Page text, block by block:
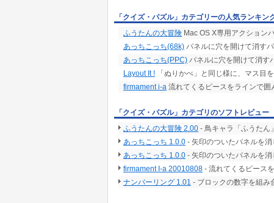
「クイズ・パズル」カテゴリーの人気ランキン
ふうたんの大冒険 Mac OS X専用アクション
あっちこっち(68k) パネルに穴を開けて消す
あっちこっち(PPC) パネルに穴を開けて消す
Layout It ! 「ぬりかべ」と同じ様に、マス目
firmament i-a 流れてくるピースをラインで
「クイズ・パズル」カテゴリのソフトレビュー
ふうたんの大冒険 2.00 - 鳥キャラ「ふうたん
あっちこっち 1.0.0 - 矢印のついたパネルを
あっちこっち 1.0.0 - 矢印のついたパネルを
firmament I-a 20010808 - 流れてくるピース
ナンバーリング 1.01 - ブロックの数字を組み